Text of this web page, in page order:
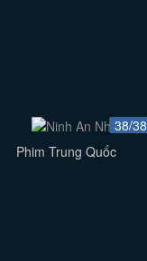
38/38
Phim Trung Quốc